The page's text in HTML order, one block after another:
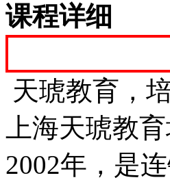
课程详细
天琥教育，
上海天琥教
2002年，是